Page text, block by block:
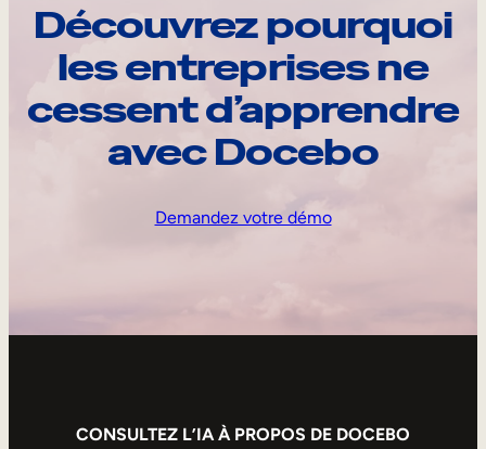
Découvrez pourquoi
les entreprises ne
cessent d’apprendre
avec Docebo
Demandez votre démo
CONSULTEZ L’IA À PROPOS DE DOCEBO